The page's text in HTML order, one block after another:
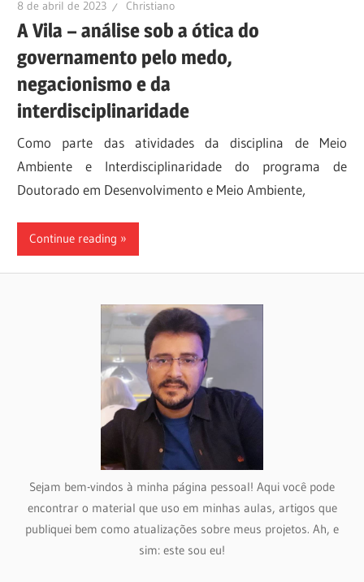
8 de abril de 2023 Christiano
A Vila – análise sob a ótica do
governamento pelo medo,
negacionismo e da
interdisciplinaridade
Como parte das atividades da disciplina de Meio
Ambiente e Interdisciplinaridade do programa de
Doutorado em Desenvolvimento e Meio Ambiente,
Continue reading
Sejam bem-vindos à minha página pessoal! Aqui você pode
encontrar o material que uso em minhas aulas, artigos que
publiquei bem como atualizações sobre meus projetos. Ah, e
sim: este sou eu!